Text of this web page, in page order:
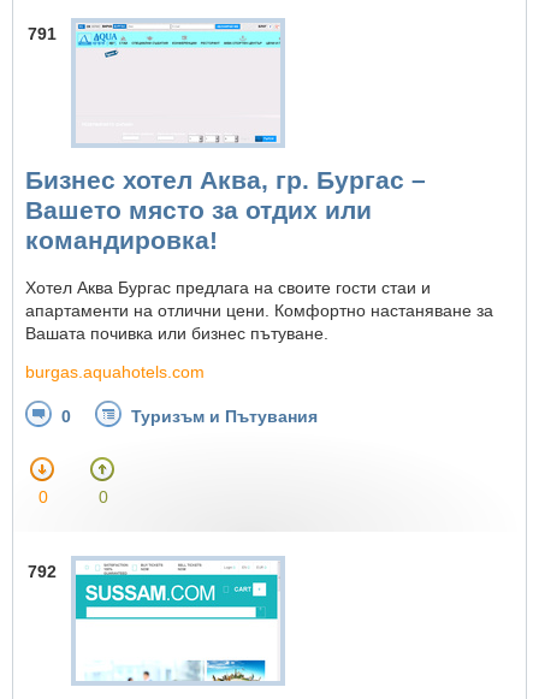
791
Бизнес хотел Аква, гр. Бургас –
Вашето място за отдих или
комaндировка!
Хотел Аква Бургас предлага на своите гости стаи и
апартаменти на отлични цени. Комфортно настаняване за
Вашата почивка или бизнес пътуване.
burgas.aquahotels.com
0 Туризъм и Пътувания
0 0
792